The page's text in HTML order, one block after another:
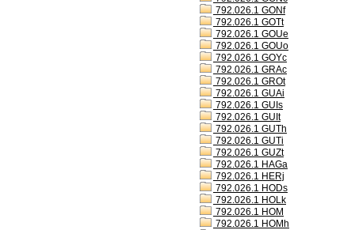
792.026.1 GONf
792.026.1 GOTt
792.026.1 GOUe
792.026.1 GOUo
792.026.1 GOYc
792.026.1 GRAc
792.026.1 GROt
792.026.1 GUAi
792.026.1 GUIs
792.026.1 GUIt
792.026.1 GUTh
792.026.1 GUTi
792.026.1 GUZt
792.026.1 HAGa
792.026.1 HERj
792.026.1 HODs
792.026.1 HOLk
792.026.1 HOM
792.026.1 HOMh